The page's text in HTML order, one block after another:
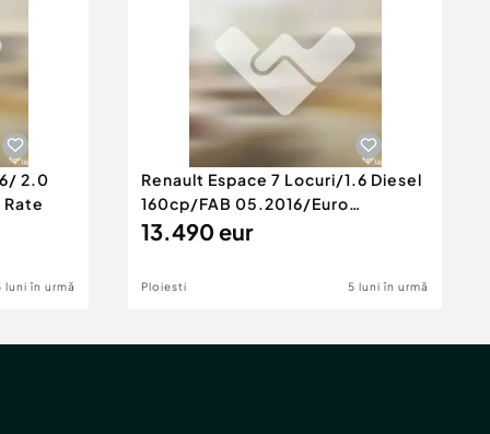
2.0
luni în urmă
Renault Espace 7 Locuri/1.6 Diesel
160cp/FAB 05.2016/Euro
6/Posibilita
13.490 eur
Ploiesti 5 luni în urmă